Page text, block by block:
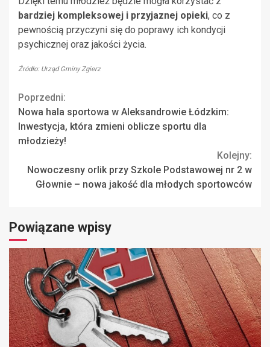
bardziej kompleksowej i przyjaznej opieki, co z
pewnością przyczyni się do poprawy ich kondycji
psychicznej oraz jakości życia.
Źródło: Urząd Gminy Zgierz
Continue
Reading
Poprzedni:
Nowa hala sportowa w Aleksandrowie Łódzkim:
Inwestycja, która zmieni oblicze sportu dla
młodzieży!
Kolejny:
Nowoczesny orlik przy Szkole Podstawowej nr 2 w
Głownie – nowa jakość dla młodych sportowców
Powiązane wpisy